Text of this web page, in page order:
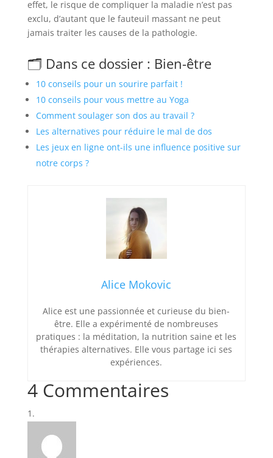
effet, le risque de compliquer la maladie n’est pas
exclu, d’autant que le fauteuil massant ne peut
jamais traiter les causes de la pathologie.
🗂️ Dans ce dossier : Bien-être
10 conseils pour un sourire parfait !
10 conseils pour vous mettre au Yoga
Comment soulager son dos au travail ?
Les alternatives pour réduire le mal de dos
Les jeux en ligne ont-ils une influence positive sur
notre corps ?
Alice Mokovic
Alice est une passionnée et curieuse du bien-
être. Elle a expérimenté de nombreuses
pratiques : la méditation, la nutrition saine et les
thérapies alternatives. Elle vous partage ici ses
expériences.
4 Commentaires